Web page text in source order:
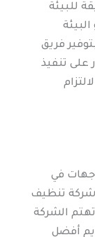
للبيئة
فريق
تنفيذ
في
شركة تنظيف
الشركة
أفضل